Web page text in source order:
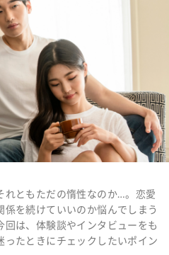
れともただの惰性なのか…。恋愛
を続けていいのか悩んでしまう
は、体験談やインタビューをも
ったときにチェックしたいポイン